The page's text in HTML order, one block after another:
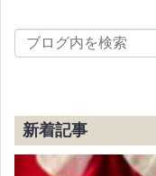
新着記事